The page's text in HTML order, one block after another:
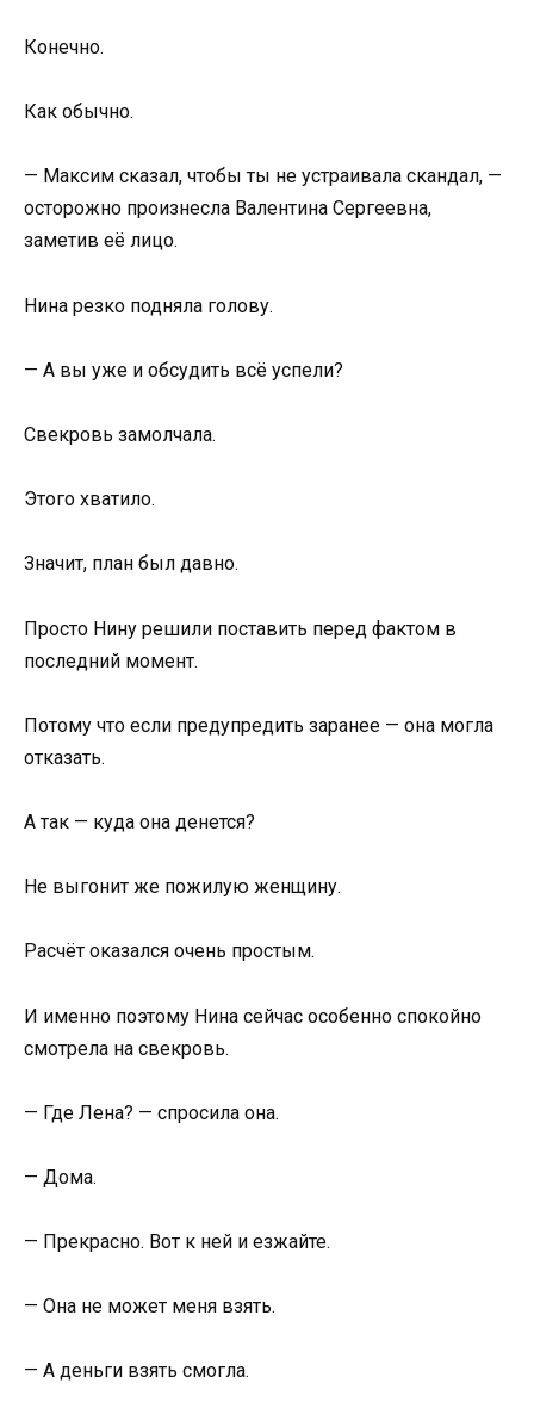
Конечно.
Как обычно.
— Максим сказал, чтобы ты не устраивала скандал, —
осторожно произнесла Валентина Сергеевна,
заметив её лицо.
Нина резко подняла голову.
— А вы уже и обсудить всё успели?
Свекровь замолчала.
Этого хватило.
Значит, план был давно.
Просто Нину решили поставить перед фактом в
последний момент.
Потому что если предупредить заранее — она могла
отказать.
А так — куда она денется?
Не выгонит же пожилую женщину.
Расчёт оказался очень простым.
И именно поэтому Нина сейчас особенно спокойно
смотрела на свекровь.
— Где Лена? — спросила она.
— Дома.
— Прекрасно. Вот к ней и езжайте.
— Она не может меня взять.
— А деньги взять смогла.